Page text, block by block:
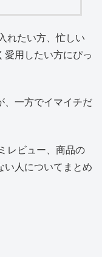
れたい方、忙しい
用したい方にぴっ
、一方でイマイチだ
レビュー、商品の
い人についてまとめ